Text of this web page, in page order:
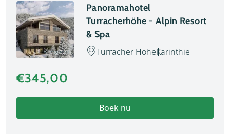
© chalet.nl
Panoramahotel
Turracherhöhe - Alpin Resort
& Spa
Turracher HöheKarinthië
€345,00
Boek nu